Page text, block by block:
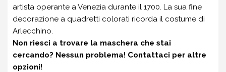
artista operante a Venezia durante il 1700. La sua fine
decorazione a quadretti colorati ricorda il costume di
Arlecchino.
Non riesci a trovare la maschera che stai
cercando? Nessun problema! Contattaci per altre
opzioni!